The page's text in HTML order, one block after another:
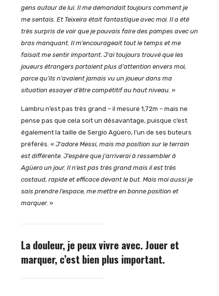
gens autour de lui. Il me demandait toujours comment je
me sentais. Et Teixeira était fantastique avec moi. Il a été
très surpris de voir que je pouvais faire des pompes avec un
bras manquant. Il m’encourageait tout le temps et me
faisait me sentir important. J’ai toujours trouvé que les
joueurs étrangers portaient plus d’attention envers moi,
parce qu’ils n’avaient jamais vu un joueur dans ma
situation essayer d’être compétitif au haut niveau. »
Lambru n’est pas très grand – il mesure 1,72m – mais ne
pense pas que cela soit un désavantage, puisque c’est
également la taille de Sergio Agüero, l’un de ses buteurs
préférés. « J’adore Messi, mais ma position sur le terrain
est différente. J’espère que j’arriverai à ressembler à
Agüero un jour. Il n’est pas très grand mais il est très
costaud, rapide et efficace devant le but. Mais moi aussi je
sais prendre l’espace, me mettre en bonne position et
marquer. »
La douleur, je peux vivre avec. Jouer et
marquer, c’est bien plus important.